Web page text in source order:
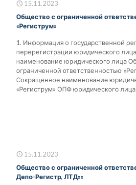
15.11.2023
Общество с ограниченной
«Региструм»
1. Информация о государственной
перерегистрации юридического
наименование юридического лица
ограниченной ответственностью
Сокращенное наименование
«Региструм» ОПФ юридического
15.11.2023
Общество с ограниченной
Депо-Регистр, ЛТД»»